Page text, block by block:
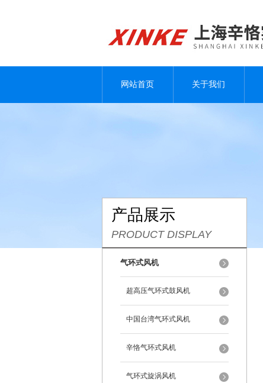
网站首页 关于我们
产品展示
PRODUCT DISPLAY
气环式风机
超高压气环式鼓风机
中国台湾气环式风机
辛恪气环式风机
气环式旋涡风机